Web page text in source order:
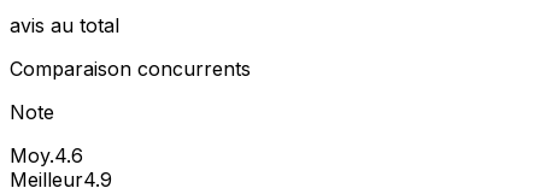
avis au total
Comparaison concurrents
Note
Moy.4.6
Meilleur4.9